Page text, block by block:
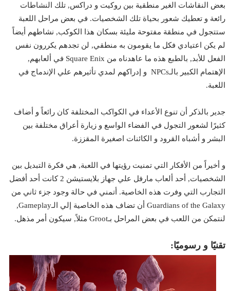
بعض النقاشات الغير منطقية بين روكيت و دراكس, تلك النشاطات
رائعة و تعطيك شعور بحياة تلك الشخصيات. في بعض مراحل اللعبة
ستتجول في منطقة مفتوحة مليئة بسكان هذا الكوكب, نشاطهم أيضاً
لم يكن اعتيادي فكل ما يقومون به منطقي, لن تجدهم يكررون نفس
الفعل للأبد, بالطبع هذه ما عاهدناه من Square Enix في ألعابهم,
الإهتمام الكبير بالـNPCs و إدراكهم لمدي تأثيرهم علي الإندماج في
اللعبة.
جدير بالذكر أن تنوع الأعداء في الكواكب المختلفة كان رائعاً و أضاف
كثيرًا لشعور التجول في الفضاء الواسع و زيارة أعراق مختلفة بين
البشر و أشباه القرود و الكائنات اصغيرة المقززة.
و أخيراً من الأفكار التي تمنيت رؤيتها في اللعبة, هي فكرة التبديل بين
الشخصيات, أحد ألعاب مارفل علي جهاز بلايستيشن 2 كانت أحد أفضل
التجارب التي وفرت هذه الخاصية. أتمني في حالة وجود جزء ثاني من
Guardians of the Galaxy أن تضاف هذه الخاصية إلي الـGameplay,
لنتمكن من اللعب في بعض المراحل بـGroot مثلاً, سيكون أمر مذهل.
تقنيًا و رسوميًا: